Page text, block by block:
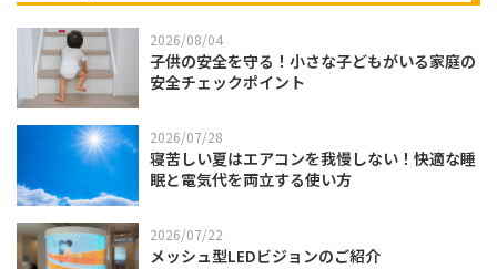
2026/08/04
子供の安全を守る！小さな子どもがいる家庭の
安全チェックポイント
2026/07/28
寝苦しい夏はエアコンを我慢しない！快適な睡
眠と電気代を両立する使い方
2026/07/22
メッシュ型LEDビジョンのご紹介